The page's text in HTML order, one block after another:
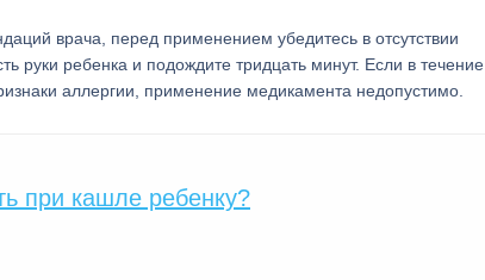
врача, перед применением убедитесь в отсутствии
руки ребенка и подождите тридцать минут. Если в течение
аллергии, применение медикамента недопустимо.
при кашле ребенку?